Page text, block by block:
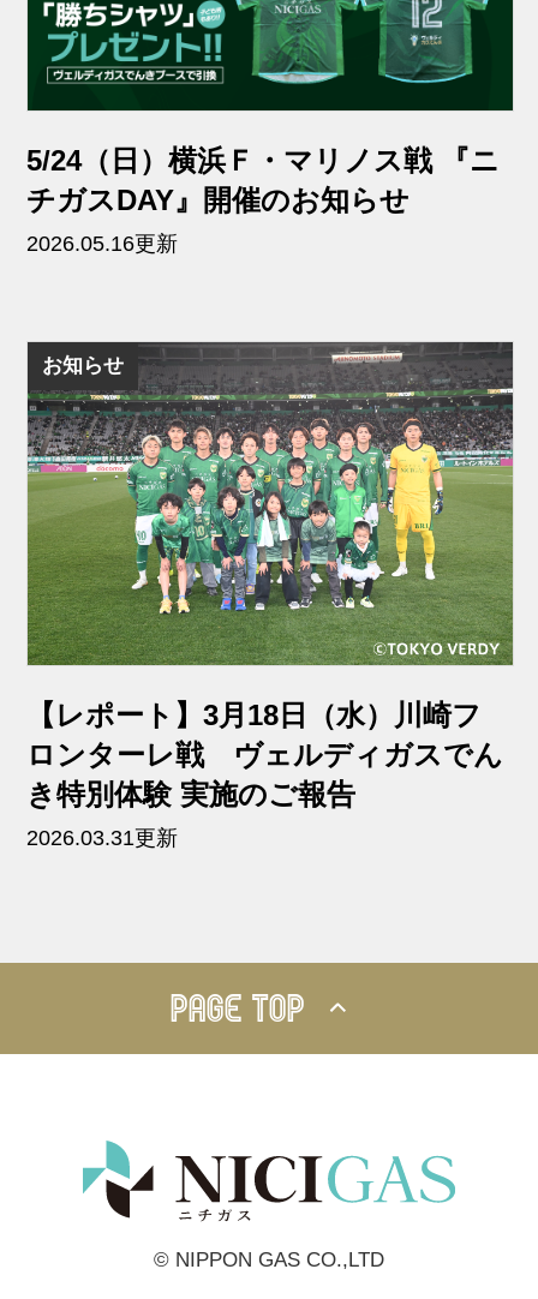
5/24（日）横浜Ｆ・マリノス戦 『ニ
チガスDAY』開催のお知らせ
2026.05.16更新
お知らせ
【レポート】3月18日（水）川崎フ
ロンターレ戦 ヴェルディガスでん
き特別体験 実施のご報告
2026.03.31更新
PAGE TOP
© NIPPON GAS CO.,LTD